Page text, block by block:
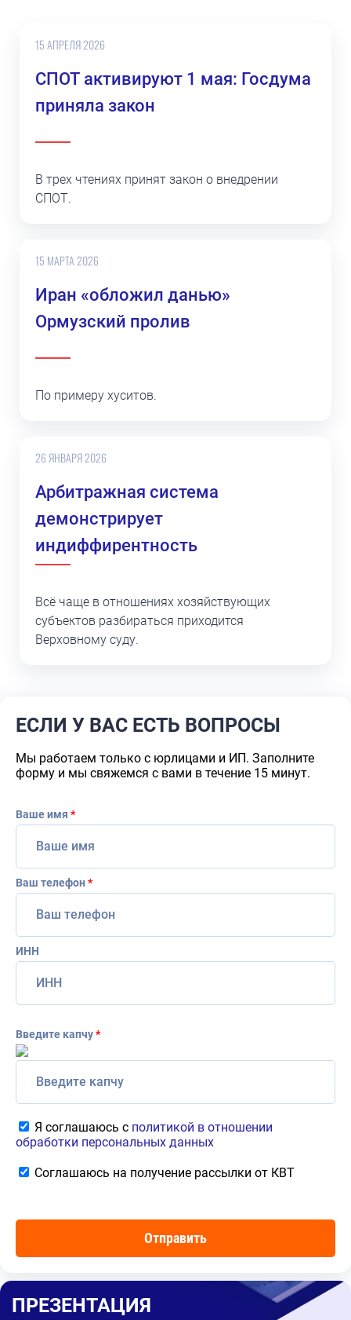
15 АПРЕЛЯ 2026
СПОТ активируют 1 мая: Госдума
приняла закон
В трех чтениях принят закон о внедрении
СПОТ.
15 МАРТА 2026
Иран «обложил данью»
Ормузский пролив
По примеру хуситов.
26 ЯНВАРЯ 2026
Арбитражная система
демонстрирует
индиффирентность
Всё чаще в отношениях хозяйствующих
субъектов разбираться приходится
Верховному суду.
ЕСЛИ У ВАС ЕСТЬ ВОПРОСЫ
Мы работаем только с юрлицами и ИП. Заполните
форму и мы свяжемся с вами в течение 15 минут.
Ваше имя *
Ваш телефон*
ИНН
Введите капчу*
Я соглашаюсь с политикой в отношении
обработки персональных данных
Соглашаюсь на получение рассылки от КВТ
ПРЕЗЕНТАЦИЯ